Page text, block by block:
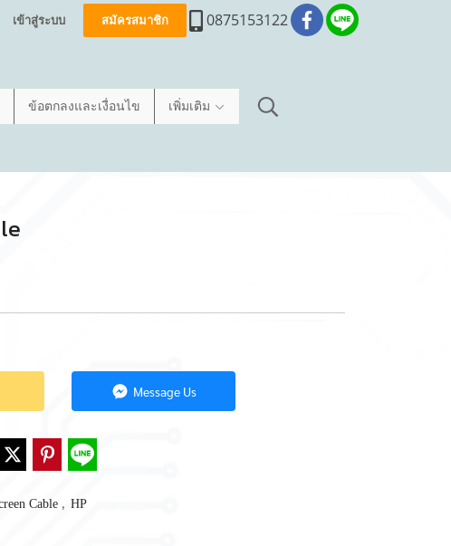
เข้าสู่ระบบ สมัครสมาชิก 0875153122
ข้อตกลงและเงื่อนไข เพิ่มเติม
Message Us
Cable HP